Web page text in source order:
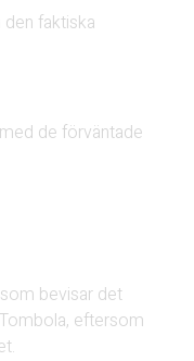
faktiska
de förväntade
bevisar det
eftersom